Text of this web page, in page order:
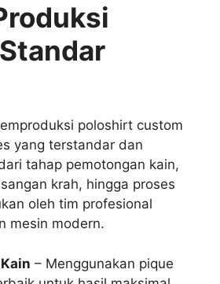
poloshirt custom
yang terstandar dan
tahap pemotongan kain,
krah, hingga proses
oleh tim profesional
mesin modern.
– Menggunakan pique